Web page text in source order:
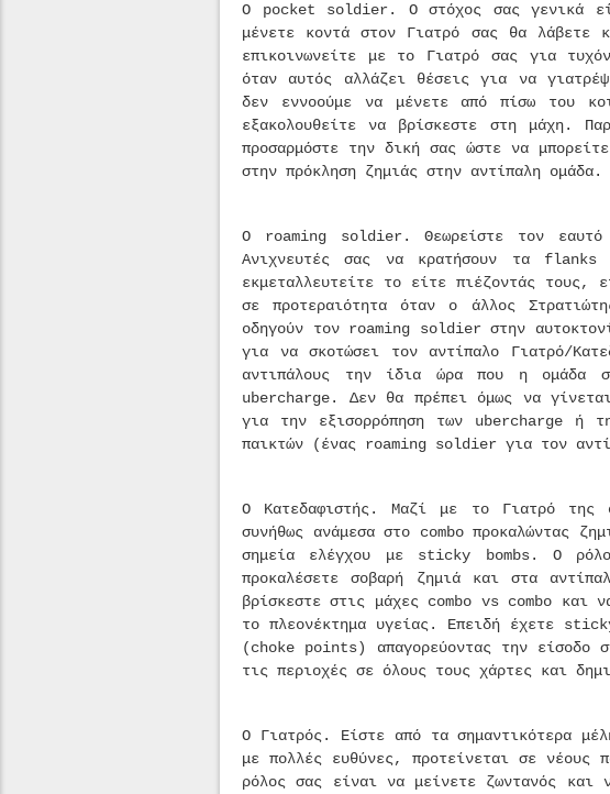
Ο pocket soldier. Ο στόχος σας γενικά
μένετε κοντά στον Γιατρό σας θα λάβετε
επικοινωνείτε με το Γιατρό σας για
όταν αυτός αλλάζει θέσεις για να
δεν εννοούμε να μένετε από πίσω του
εξακολουθείτε να βρίσκεστε στη μάχη.
προσαρμόστε την δική σας ώστε να
στην πρόκληση ζημιάς στην αντίπαλη ομάδα.
Ο roaming soldier. Θεωρείστε τον εαυτό
Ανιχνευτές σας να κρατήσουν τα flanks
εκμεταλλευτείτε το είτε πιέζοντάς
σε προτεραιότητα όταν ο άλλος
οδηγούν τον roaming soldier στην
για να σκοτώσει τον αντίπαλο Γιατρό/
αντιπάλους την ίδια ώρα που η ομάδα
ubercharge. Δεν θα πρέπει όμως να
για την εξισορρόπηση των ubercharge ή
παικτών (ένας roaming soldier για τον
Ο Κατεδαφιστής. Μαζί με το Γιατρό της
συνήθως ανάμεσα στο combo προκαλώντας
σημεία ελέγχου με sticky bombs. Ο
προκαλέσετε σοβαρή ζημιά και στα
βρίσκεστε στις μάχες combo vs combo και
το πλεονέκτημα υγείας. Επειδή έχετε
(choke points) απαγορεύοντας την είσοδο
τις περιοχές σε όλους τους χάρτες και
Ο Γιατρός. Είστε από τα σημαντικότερα
με πολλές ευθύνες, προτείνεται σε
ρόλος σας είναι να μείνετε ζωντανός